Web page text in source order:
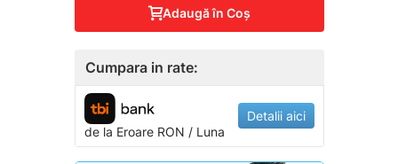
Adaugă în Coş
Cumpara in rate:
de la EroareRON / Luna
Detalii aici